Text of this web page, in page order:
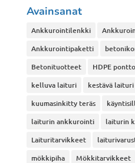
Avainsanat
Ankkurointilenkki
Ankkurointipaketti
Betonituotteet
HDPE
kelluva laituri
kestävä laituri
kuumasinkitty teräs
laiturin ankkurointi
laiturin
Laituritarvikkeet
mökkipiha
Mökkitarvikkeet